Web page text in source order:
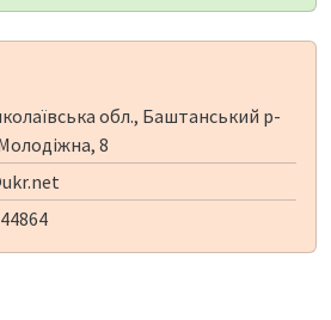
обл., Баштанський р-
8